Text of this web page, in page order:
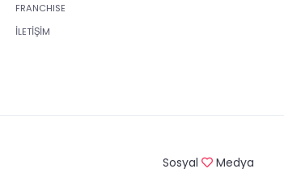
FRANCHISE
İLETİŞİM
Sosyal Medya